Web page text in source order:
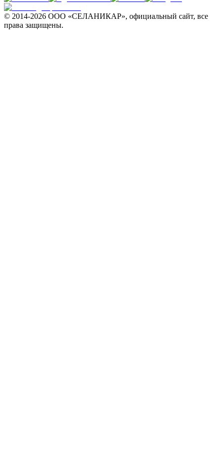
© 2014-2026 ООО «СЕЛАНИКАР», официальный сайт, все
права защищены.